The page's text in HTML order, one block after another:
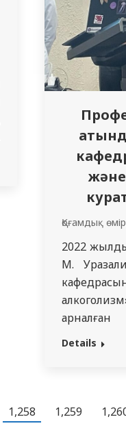
қаласының…
Қоғамдық өмір
2022
М.
аға
Details
1,258 1,259